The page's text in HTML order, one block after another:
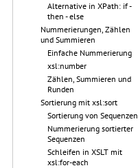
Alternative in XPath: if -
then - else
Nummerierungen, Zählen
und Summieren
Einfache Nummerierung
xsl:number
Zählen, Summieren und
Runden
Sortierung mit xsl:sort
Sortierung von Sequenzen
Nummerierung sortierter
Sequenzen
Schleifen in XSLT mit
xsl:for-each